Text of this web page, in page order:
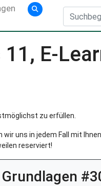
E-
zu erfüllen.
uns in jedem Fall mit
reserviert!